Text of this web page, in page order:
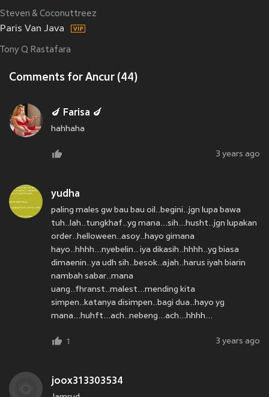
Steven & Coconuttreez
Paris Van Java
Tony Q Rastafara
Comments for Ancur (44)
🍆 Farisa 🍆
hahhaha
3 years ago
yudha
paling males gw bau bau oil..begini..jgn lupa bawa
tuh..lah..tungkhaf..yg mana...sih...husht..jgn lupakan
order..helloween..asoy..hayo gimana
hayo..hhhh...nyebelin.. iya dikasih..hhhh..yg biasa
dimaenin..ya udh sih..besok..ajah..harus iyah biarin
nambah sabar..mana
uang..fhranst..malest...mending kita
simpen..katanya disimpen..bagi dua..hayo yg
mana...huhft...ach..nebeng...ach...hhhh...
1 3 years ago
joox313303534